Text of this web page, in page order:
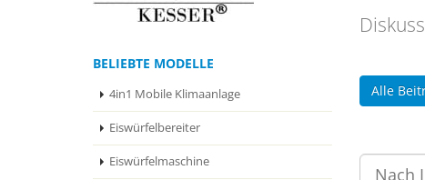
BELIEBTE MODELLE
4in1 Mobile Klimaanlage
Eiswürfelbereiter
Eiswürfelmaschine
Alle